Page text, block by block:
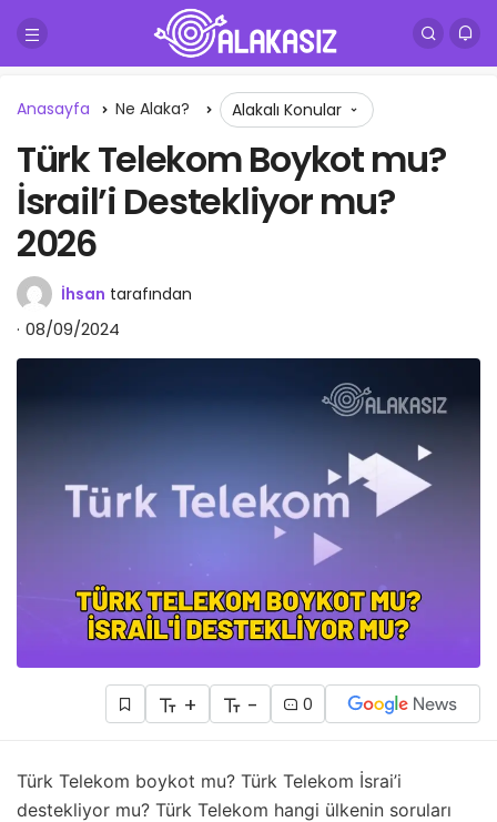
Anasayfa Ne Alaka? Alakalı Konular
Türk Telekom Boykot mu?
İsrail’i Destekliyor mu?
2026
İhsan tarafından
08/09/2024
+ - 0
Türk Telekom boykot mu? Türk Telekom İsrai’i
destekliyor mu? Türk Telekom hangi ülkenin soruları